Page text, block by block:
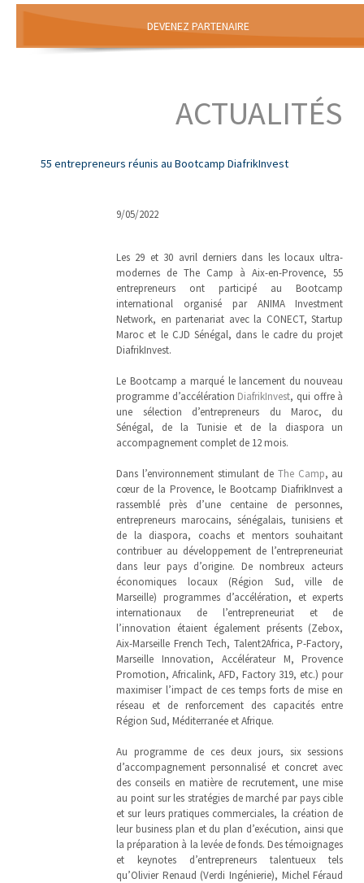
DEVENEZ PARTENAIRE
ACTUALITÉS
55 entrepreneurs réunis au Bootcamp DiafrikInvest
9/05/2022
Les 29 et 30 avril derniers dans les locaux ultra-
modernes de The Camp à Aix-en-Provence, 55
entrepreneurs ont participé au Bootcamp
international organisé par ANIMA Investment
Network, en partenariat avec la CONECT, Startup
Maroc et le CJD Sénégal, dans le cadre du projet
DiafrikInvest.
Le Bootcamp a marqué le lancement du nouveau
programme d’accélération DiafrikInvest, qui offre à
une sélection d’entrepreneurs du Maroc, du
Sénégal, de la Tunisie et de la diaspora un
accompagnement complet de 12 mois.
Dans l’environnement stimulant de The Camp, au
cœur de la Provence, le Bootcamp DiafrikInvest a
rassemblé près d’une centaine de personnes,
entrepreneurs marocains, sénégalais, tunisiens et
de la diaspora, coachs et mentors souhaitant
contribuer au développement de l’entrepreneuriat
dans leur pays d’origine. De nombreux acteurs
économiques locaux (Région Sud, ville de
Marseille) programmes d’accélération, et experts
internationaux de l’entrepreneuriat et de
l’innovation étaient également présents (Zebox,
Aix-Marseille French Tech, Talent2Africa, P-Factory,
Marseille Innovation, Accélérateur M, Provence
Promotion, Africalink, AFD, Factory 319, etc.) pour
maximiser l’impact de ces temps forts de mise en
réseau et de renforcement des capacités entre
Région Sud, Méditerranée et Afrique.
Au programme de ces deux jours, six sessions
d’accompagnement personnalisé et concret avec
des conseils en matière de recrutement, une mise
au point sur les stratégies de marché par pays cible
et sur leurs pratiques commerciales, la création de
leur business plan et du plan d’exécution, ainsi que
la préparation à la levée de fonds. Des témoignages
et keynotes d’entrepreneurs talentueux tels
qu’Olivier Renaud (Verdi Ingénierie), Michel Féraud